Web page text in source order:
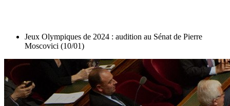
Jeux Olympiques de 2024 : audition au Sénat de Pierre
Moscovici (10/01)